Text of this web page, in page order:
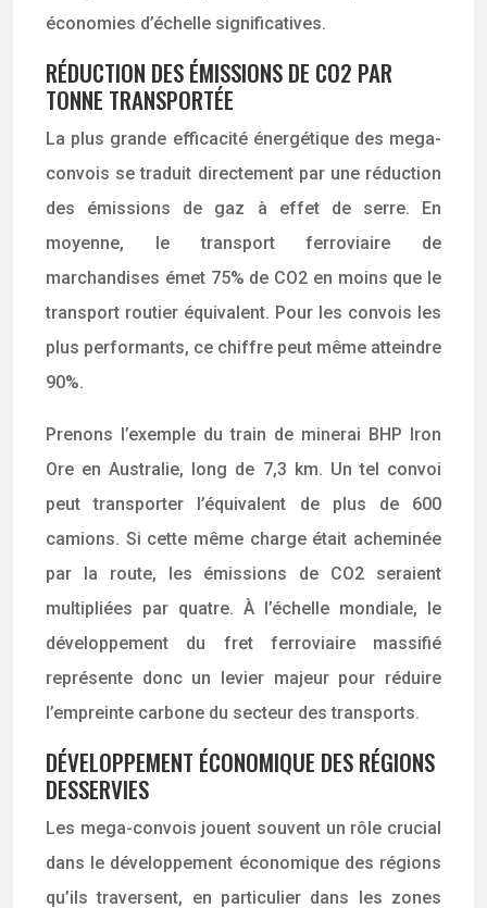
économies d’échelle significatives.
RÉDUCTION DES ÉMISSIONS DE CO2 PAR
TONNE TRANSPORTÉE
La plus grande efficacité énergétique des mega-
convois se traduit directement par une réduction
des émissions de gaz à effet de serre. En
moyenne, le transport ferroviaire de
marchandises émet 75% de CO2 en moins que le
transport routier équivalent. Pour les convois les
plus performants, ce chiffre peut même atteindre
90%.
Prenons l’exemple du train de minerai BHP Iron
Ore en Australie, long de 7,3 km. Un tel convoi
peut transporter l’équivalent de plus de 600
camions. Si cette même charge était acheminée
par la route, les émissions de CO2 seraient
multipliées par quatre. À l’échelle mondiale, le
développement du fret ferroviaire massifié
représente donc un levier majeur pour réduire
l’empreinte carbone du secteur des transports.
DÉVELOPPEMENT ÉCONOMIQUE DES RÉGIONS
DESSERVIES
Les mega-convois jouent souvent un rôle crucial
dans le développement économique des régions
qu’ils traversent, en particulier dans les zones